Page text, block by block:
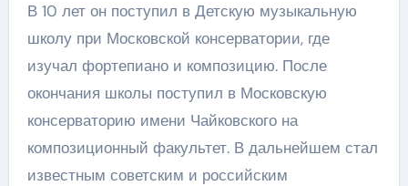
В 10 лет он поступил в Детскую музыкальную
школу при Московской консерватории, где
изучал фортепиано и композицию. После
окончания школы поступил в Московскую
консерваторию имени Чайковского на
композиционный факультет. В дальнейшем стал
известным советским и российским